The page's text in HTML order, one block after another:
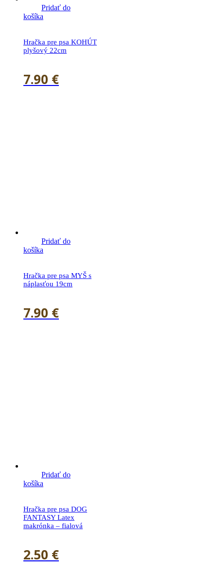
Pridať do
košíka
Hračka pre psa KOHÚT
plyšový 22cm
7.90 €
Pridať do
košíka
Hračka pre psa MYŠ s
náplasťou 19cm
7.90 €
Pridať do
košíka
Hračka pre psa DOG
FANTASY Latex
makrónka – fialová
2.50 €